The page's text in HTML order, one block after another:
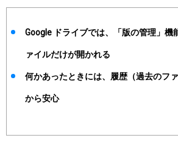
Google ドライブでは、「版の管理」機
ァイルだけが開かれる
何かあったときには、履歴（過去のフ
から安心